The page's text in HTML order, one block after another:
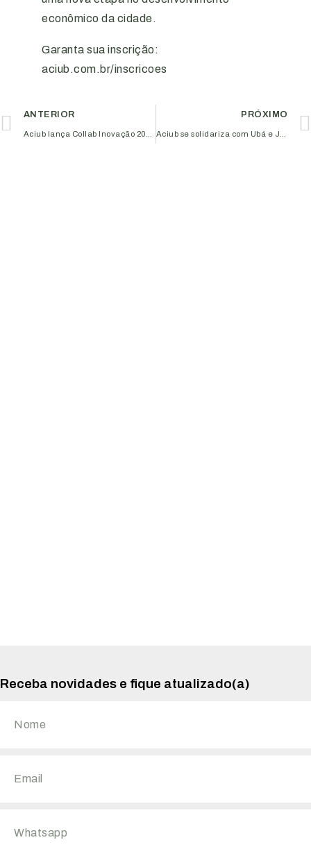
econômico da cidade.
Garanta sua inscrição:
aciub.com.br/inscricoes
ANTERIOR PRÓXIMO
Receba novidades e fique atualizado(a)